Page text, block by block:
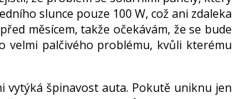
slunce pouze 100 W, což ani zdaleka
měsícem, takže očekávám, že se bude
velmi palčivého problému, kvůli kterému
vytýká špinavost auta. Pokutě uniknu jen